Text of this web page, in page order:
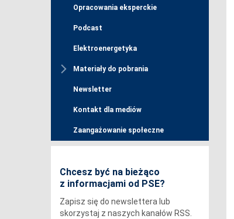
Opracowania eksperckie
Podcast
Elektroenergetyka
Materiały do pobrania
Newsletter
Kontakt dla mediów
Zaangażowanie społeczne
Chcesz być na bieżąco
z informacjami od PSE?
Zapisz się do newslettera lub
skorzystaj z naszych kanałów RSS.